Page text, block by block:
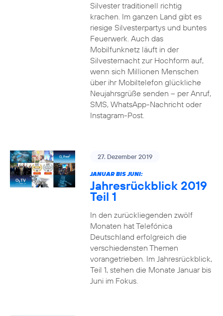
Silvester traditionell richtig
krachen. Im ganzen Land gibt es
riesige Silvesterpartys und buntes
Feuerwerk. Auch das
Mobilfunknetz läuft in der
Silvesternacht zur Hochform auf,
wenn sich Millionen Menschen
über ihr Mobiltelefon glückliche
Neujahrsgrüße senden – per Anruf,
SMS, WhatsApp-Nachricht oder
Instagram-Post.
27. Dezember 2019
JANUAR BIS JUNI:
Jahresrückblick 2019
Teil 1
In den zurückliegenden zwölf
Monaten hat Telefónica
Deutschland erfolgreich die
verschiedensten Themen
vorangetrieben. Im Jahresrückblick,
Teil 1, stehen die Monate Januar bis
Juni im Fokus.